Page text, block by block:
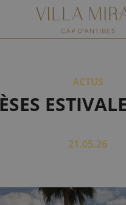
ACTUS
21.05.26